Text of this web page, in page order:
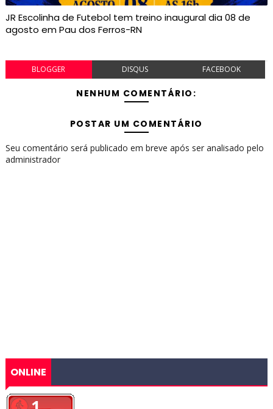
JR Escolinha de Futebol tem treino inaugural dia 08 de
agosto em Pau dos Ferros-RN
BLOGGER DISQUS FACEBOOK
NENHUM COMENTÁRIO:
POSTAR UM COMENTÁRIO
Seu comentário será publicado em breve após ser analisado pelo
administrador
ONLINE